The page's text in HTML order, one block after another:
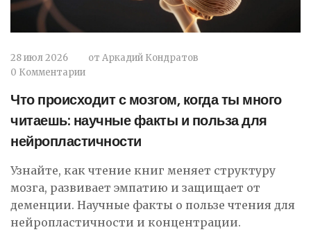
28 июл 2026 от Аркадий Кондратов
0 Комментарии
Что происходит с мозгом, когда ты много
читаешь: научные факты и польза для
нейропластичности
Узнайте, как чтение книг меняет структуру
мозга, развивает эмпатию и защищает от
деменции. Научные факты о пользе чтения для
нейропластичности и концентрации.